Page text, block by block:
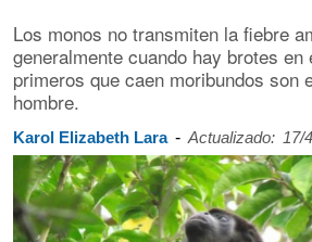
Los monos no transmiten la fiebre
generalmente cuando hay brotes en
primeros que caen moribundos son
hombre.
Karol Elizabeth Lara - Actualizado: 17/